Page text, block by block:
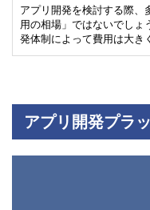
アプリ開発を検討する際、
用の相場」ではないでしょ
発体制によって費用は大
アプリ開発プラ